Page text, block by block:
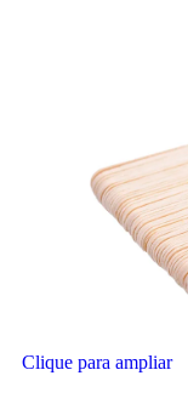
Clique para ampliar